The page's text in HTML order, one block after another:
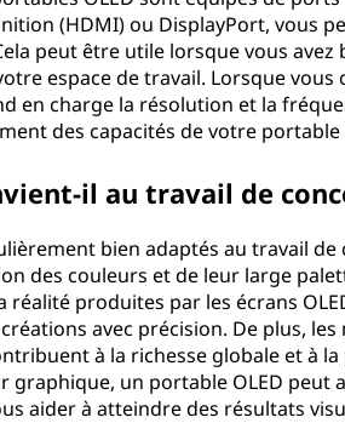
(HDMI) ou DisplayPort, vous
peut être utile lorsque vous avez
espace de travail. Lorsque
en charge la résolution et la
des capacités de votre portable
il au travail de
bien adaptés au travail
des couleurs et de leur large
réalité produites par les écrans
avec précision. De plus,
à la richesse globale et à
graphique, un portable OLED
aider à atteindre des résultats